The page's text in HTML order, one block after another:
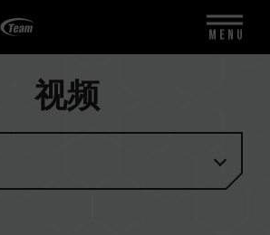
视频
MENU